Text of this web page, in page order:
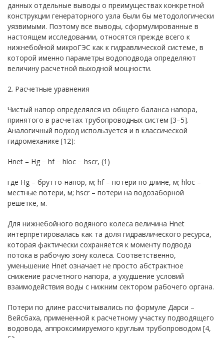
данных отдельные выводы о преимуществах конкретной
конструкции генераторного узла были бы методологически
уязвимыми. Поэтому все выводы, сформулированные в
настоящем исследовании, относятся прежде всего к
нижнебойной микроГЭС как к гидравлической системе, в
которой именно параметры водоподвода определяют
величину расчетной выходной мощности.
2. Расчетные уравнения
Чистый напор определялся из общего баланса напора,
принятого в расчетах трубопроводных систем [3–5].
Аналогичный подход используется и в классической
гидромеханике [12]:
Hnet = Hg − hf − hloc − hscr, (1)
где Hg – брутто-напор, м; hf – потери по длине, м; hloc –
местные потери, м; hscr – потери на водозаборной
решетке, м.
Для нижнебойного водяного колеса величина Hnet
интерпретировалась как та доля гидравлического ресурса,
которая фактически сохраняется к моменту подвода
потока в рабочую зону колеса. Соответственно,
уменьшение Hnet означает не просто абстрактное
снижение расчетного напора, а ухудшение условий
взаимодействия воды с нижним сектором рабочего органа.
Потери по длине рассчитывались по формуле Дарси –
Вейсбаха, примененной к расчетному участку подводящего
водовода, аппроксимируемого круглым трубопроводом [4,